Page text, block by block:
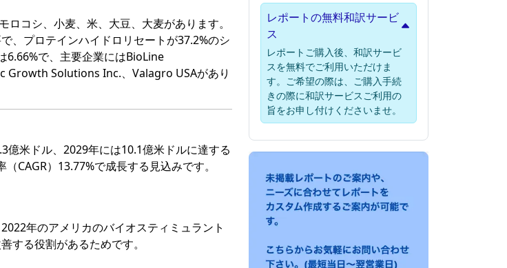
コシ、小麦、米、大豆、大麦があります。
、プロテインハイドロリセートが37.2%のシ
6.66%で、主要企業にはBioLine
Solutions Inc.、Valagro USAがあり
米ドル、2029年には10.1億米ドルに達する
CAGR）13.77%で成長する見込みです。
年のアメリカのバイオスティミュラント
する役割があるためです。
レポートの無料和訳サービ
ス
レポートご購入後、和訳サービ
スを無料でご利用いただけま
す。ご希望の際は、ご購入手続
きの際に和訳サービスご利用の
旨をお申し付けくださいませ。